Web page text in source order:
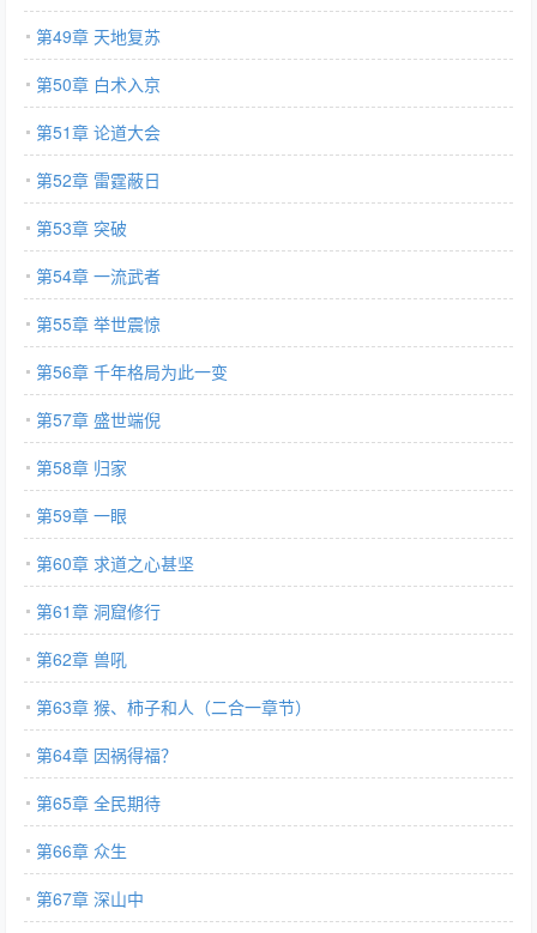
第49章 天地复苏
第50章 白术入京
第51章 论道大会
第52章 雷霆蔽日
第53章 突破
第54章 一流武者
第55章 举世震惊
第56章 千年格局为此一变
第57章 盛世端倪
第58章 归家
第59章 一眼
第60章 求道之心甚坚
第61章 洞窟修行
第62章 兽吼
第63章 猴、柿子和人（二合一章节）
第64章 因祸得福？
第65章 全民期待
第66章 众生
第67章 深山中